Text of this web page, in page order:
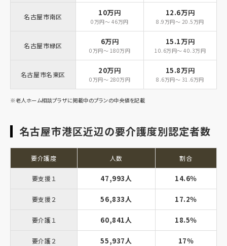
名古屋市南区 10万円
0万円～ 46万円
12.6万円
8.9万円～ 20.5万円
名古屋市緑区 6万円
0万円～ 180万円
15.1万円
10.6万円～ 40.3万円
名古屋市名東区 20万円
0万円～ 280万円
15.8万円
8.6万円～ 31.6万円
※老人ホーム相談プラザに掲載中のプランの中央値を記載
名古屋市港区近辺の要介護度別認定者数
要介護度 人数 割合
要支援１ 47,993人 14.6％
要支援２ 56,833人 17.2％
要介護１ 60,841人 18.5％
要介護２ 55,937人 17％